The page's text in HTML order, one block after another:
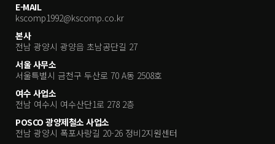
E-MAIL
kscomp1992@kscomp.co.kr
본사
전남 광양시 광양읍 초남공단길 27
서울 사무소
서울특별시 금천구 두산로 70 A동 2508호
여수 사업소
전남 여수시 여수산단1로 278 2층
POSCO 광양제철소 사업소
전남 광양시 폭포사랑길 20-26 정비2지원센터